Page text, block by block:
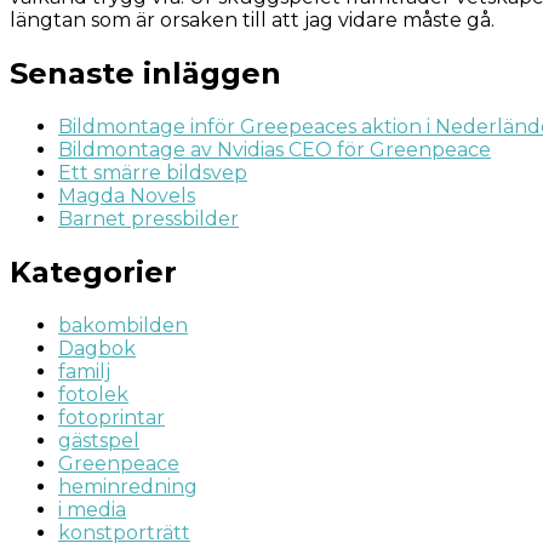
längtan som är orsaken till att jag vidare måste gå.
Senaste inläggen
Bildmontage inför Greepeaces aktion i
Bildmontage av Nvidias CEO för Greenpeace
Ett smärre bildsvep
Magda Novels
Barnet pressbilder
Kategorier
bakombilden
Dagbok
familj
fotolek
fotoprintar
gästspel
Greenpeace
heminredning
i media
konstporträtt